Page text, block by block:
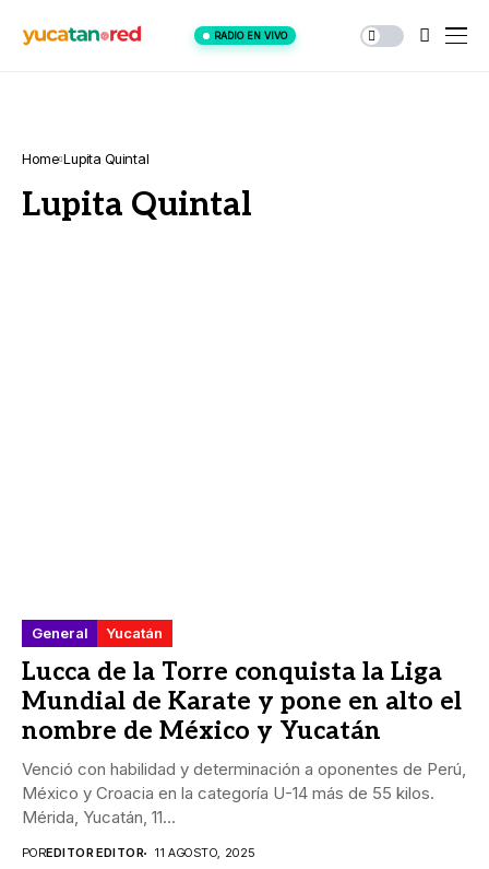
RADIO EN VIVO
Home Lupita Quintal
Lupita Quintal
General Yucatán
Lucca de la Torre conquista la Liga
Mundial de Karate y pone en alto el
nombre de México y Yucatán
Venció con habilidad y determinación a oponentes de Perú,
México y Croacia en la categoría U-14 más de 55 kilos.
Mérida, Yucatán, 11...
POREDITOR EDITOR 11 AGOSTO, 2025